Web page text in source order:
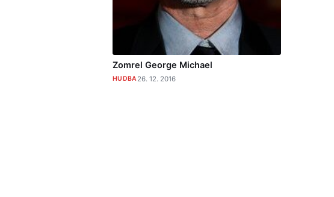
Zomrel George Michael
HUDBA26. 12. 2016